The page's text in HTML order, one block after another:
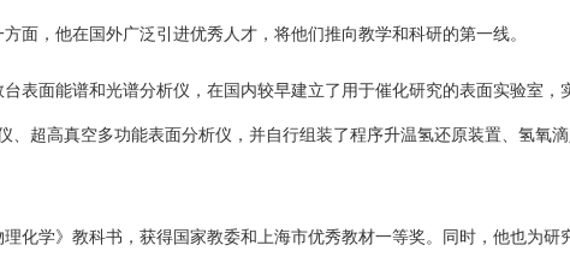
面，他在国外广泛引进优秀人才，将他们推向教学和科研的第一线。
表面能谱和光谱分析仪，在国内较早建立了用于催化研究的表面实验室，
、超高真空多功能表面分析仪，并自行组装了程序升温氢还原装置、氢氧
化学》教科书，获得国家教委和上海市优秀教材一等奖。同时，他也为研